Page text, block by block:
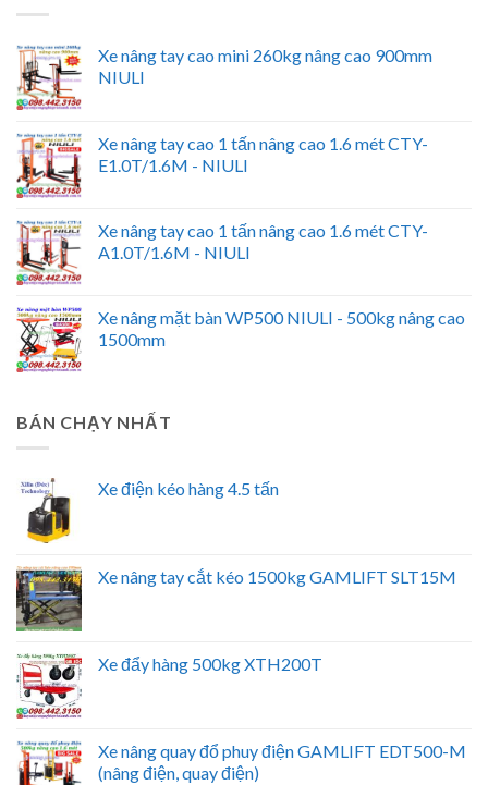
Xe nâng tay cao mini 260kg nâng cao 900mm
NIULI
Xe nâng tay cao 1 tấn nâng cao 1.6 mét CTY-
E1.0T/1.6M - NIULI
Xe nâng tay cao 1 tấn nâng cao 1.6 mét CTY-
A1.0T/1.6M - NIULI
Xe nâng mặt bàn WP500 NIULI - 500kg nâng cao
1500mm
BÁN CHẠY NHẤT
Xe điện kéo hàng 4.5 tấn
Xe nâng tay cắt kéo 1500kg GAMLIFT SLT15M
Xe đẩy hàng 500kg XTH200T
Xe nâng quay đổ phuy điện GAMLIFT EDT500-M
(nâng điện, quay điện)